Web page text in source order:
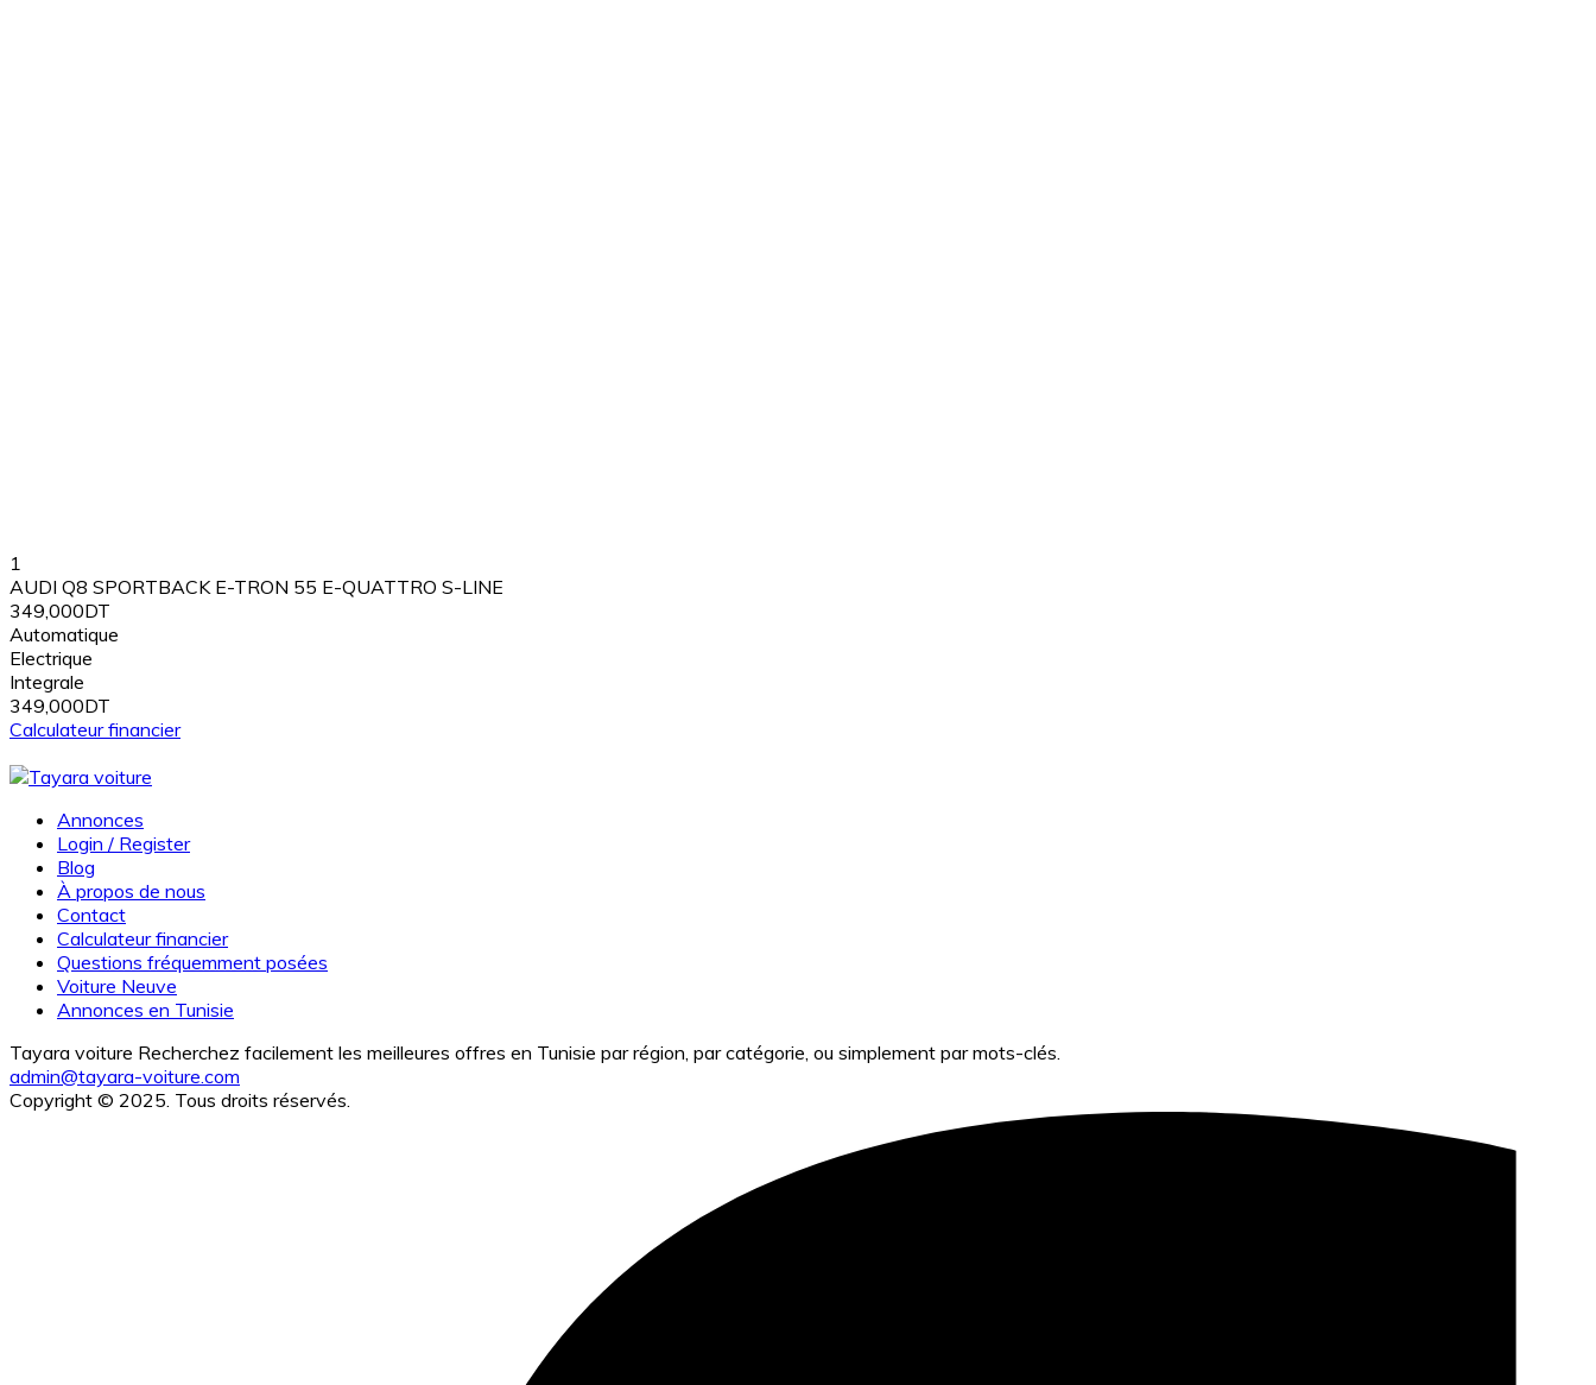
1
AUDI Q8 SPORTBACK E-TRON 55 E-QUATTRO S-LINE
349,000DT
Automatique
Electrique
Integrale
349,000DT
Calculateur financier
Annonces
Login / Register
Blog
À propos de nous
Contact
Calculateur financier
Questions fréquemment posées
Voiture Neuve
Annonces en Tunisie
Tayara voiture Recherchez facilement les meilleures offres en Tunisie par région, par catégorie, ou simplement par mots-clés.
admin@tayara-voiture.com
Copyright © 2025. Tous droits réservés.